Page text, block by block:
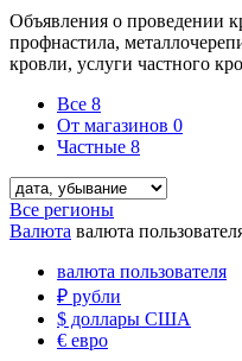
Объявления о проведении
профнастила,
кровли, услуги частного
Все 8
От магазинов 0
Частные 8
Все регионы
Валюта валюта
валюта пользователя
₽ рубли
$ доллары США
€ евро